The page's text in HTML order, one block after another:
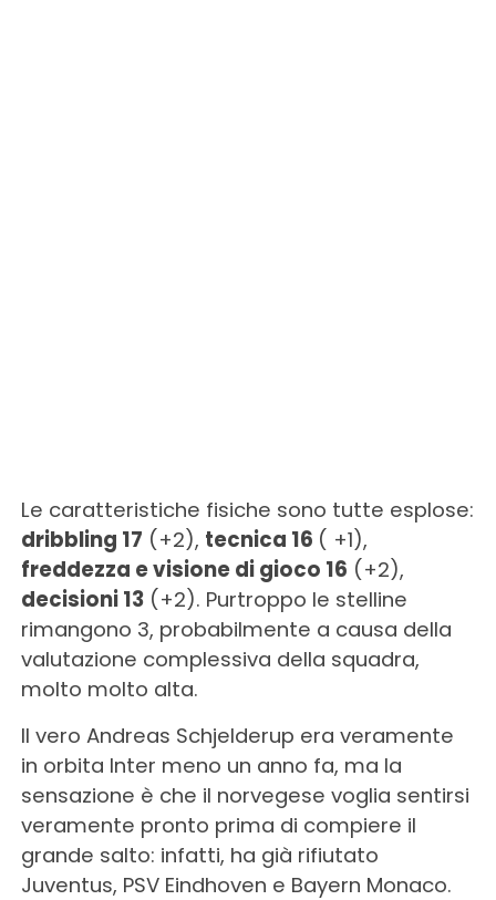
Le caratteristiche fisiche sono tutte esplose:
dribbling 17 (+2), tecnica 16 ( +1),
freddezza e visione di gioco 16 (+2),
decisioni 13(+2). Purtroppo le stelline
rimangono 3, probabilmente a causa della
valutazione complessiva della squadra,
molto molto alta.
Il vero Andreas Schjelderup era veramente
in orbita Inter meno un anno fa, ma la
sensazione è che il norvegese voglia sentirsi
veramente pronto prima di compiere il
grande salto: infatti, ha già rifiutato
Juventus, PSV Eindhoven e Bayern Monaco.